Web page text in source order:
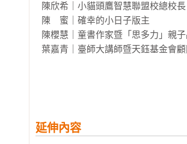
陳欣希｜小貓頭鷹智慧聯盟校總校長
陳　蜜｜確幸的小日子版主
陳櫻慧｜童書作家暨「思多力」親
葉嘉青｜臺師大講師暨天鈺基金會
◆以簡單溫暖故事，如實描繪孩子遇
◆插畫家新星，在社群媒體擁有高
延伸內容